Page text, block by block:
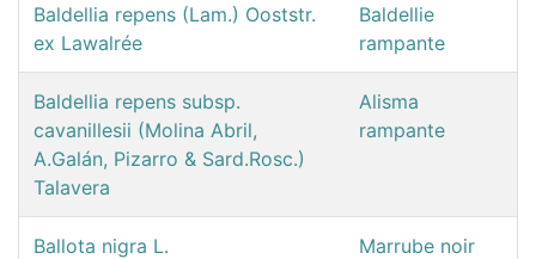
Baldellia repens (Lam.) Ooststr.
ex Lawalrée
Baldellie
rampante
Baldellia repens subsp.
cavanillesii (Molina Abril,
A.Galán, Pizarro & Sard.Rosc.)
Talavera
Alisma
rampante
Ballota nigra L. Marrube noir